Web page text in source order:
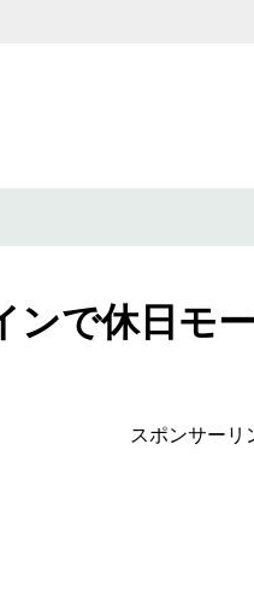
で休日モ
スポンサーリ